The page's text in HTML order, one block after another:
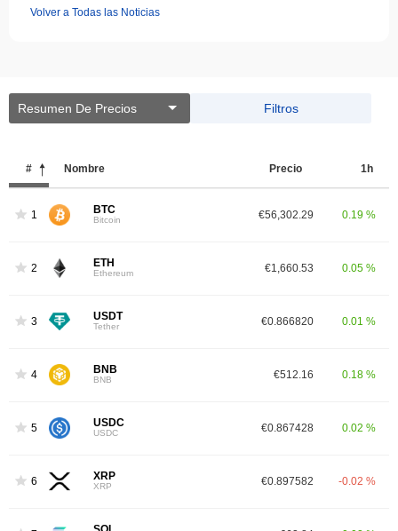
Volver a Todas las Noticias
Resumen De Precios Filtros
# Nombre Precio 1h
1 BTC
Bitcoin €56,302.29 0.19 %
2 ETH
Ethereum €1,660.53 0.05 %
3 USDT
Tether €0.866820 0.01 %
4 BNB
BNB €512.16 0.18 %
5 USDC
USDC €0.867428 0.02 %
6 XRP
XRP €0.897582 -0.02 %